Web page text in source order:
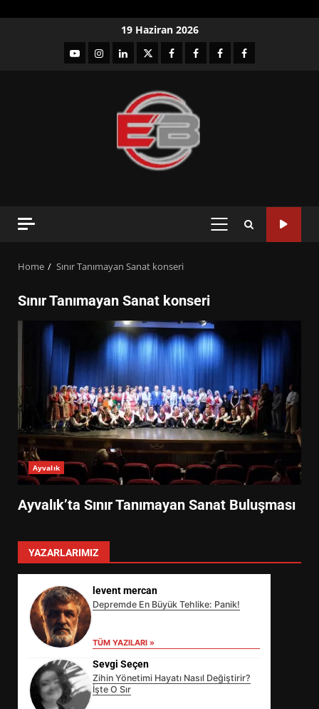
19 Haziran 2026
YouTubeInstagram
LinkedIntwitterfacebook-Facebook-
Facebook-Facebook-
PRIMARY
Home Sınır Tanımayan Sanat konseri
Sınır Tanımayan Sanat konseri
Ayvalık
Ayvalık’ta Sınır Tanımayan Sanat Buluşması
YAZARLARIMIZ
levent mercan
Depremde En Büyük Tehlike: Panik!
TÜM YAZILARI »
Sevgi Seçen
Zihin Yönetimi Hayatı Nasıl Değiştirir?
İşte O Sır